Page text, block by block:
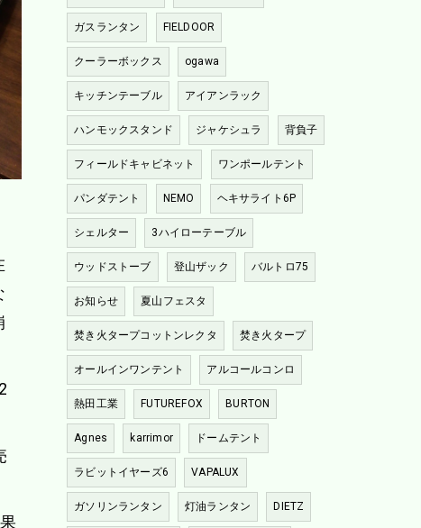
ガスランタン FIELDOOR
クーラーボックス ogawa
キッチンテーブル アイアンラック
ハンモックスタンド ジャケシュラ 背負子
フィールドキャビネット ワンポールテント
パンダテント NEMO ヘキサライト6P
シェルター 3ハイローテーブル
ウッドストーブ 登山ザック バルトロ75
お知らせ 夏山フェスタ
焚き火タープコットンレクタ 焚き火タープ
オールインワンテント アルコールコンロ
熱田工業 FUTUREFOX BURTON
Agnes karrimor ドームテント
ラビットイヤーズ6 VAPALUX
ガソリンランタン 灯油ランタン DIETZ